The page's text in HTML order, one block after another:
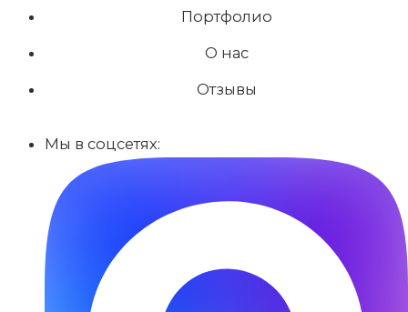
Портфолио
О нас
Отзывы
Мы в соцсетях: